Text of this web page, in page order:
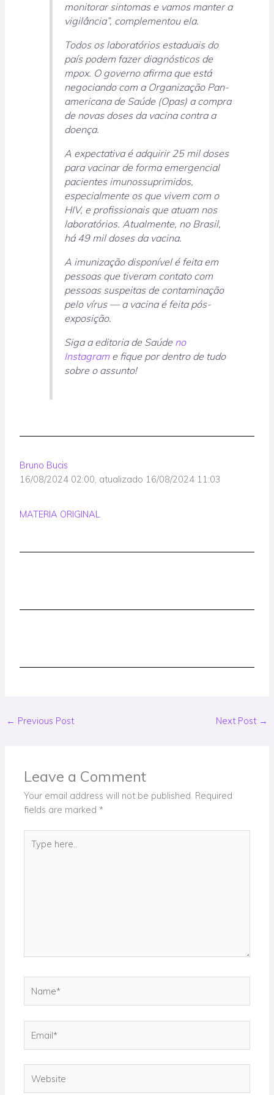
monitorar sintomas e vamos manter a
vigilância”, complementou ela.
Todos os laboratórios estaduais do
país podem fazer diagnósticos de
mpox. O governo afirma que está
negociando com a Organização Pan-
americana de Saúde (Opas) a compra
de novas doses da vacina contra a
doença.
A expectativa é adquirir 25 mil doses
para vacinar de forma emergencial
pacientes imunossuprimidos,
especialmente os que vivem com o
HIV, e profissionais que atuam nos
laboratórios. Atualmente, no Brasil,
há 49 mil doses da vacina.
A imunização disponível é feita em
pessoas que tiveram contato com
pessoas suspeitas de contaminação
pelo vírus — a vacina é feita pós-
exposição.
Siga a editoria de Saúde no
Instagrame fique por dentro de tudo
sobre o assunto!
Bruno Bucis
16/08/2024 02:00, atualizado 16/08/2024 11:03
MATERIA ORIGINAL
← Previous Post Next Post →
Leave a Comment
Your email address will not be published. Required
fields are marked *
here..